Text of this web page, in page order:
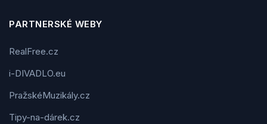
PARTNERSKÉ WEBY
RealFree.cz
i-DIVADLO.eu
PražskéMuzikály.cz
Tipy-na-dárek.cz